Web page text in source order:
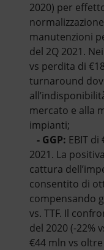
2020) per
manutenzioni
del 2Q 2021.
vs perdita di
turnaround
mercato e alla
impianti;
- GGP: EBIT
2021. La
cattura
consentito di
compensando
vs. TTF. Il
del 2020 (-22%
€44 mln vs